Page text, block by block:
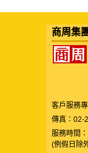
商周集
客戶服務
傳真：02-
服務時間
(例假日除